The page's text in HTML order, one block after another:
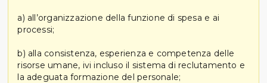
a) all’organizzazione della funzione di spesa e ai
processi;
b) alla consistenza, esperienza e competenza delle
risorse umane, ivi incluso il sistema di reclutamento e
la adeguata formazione del personale;